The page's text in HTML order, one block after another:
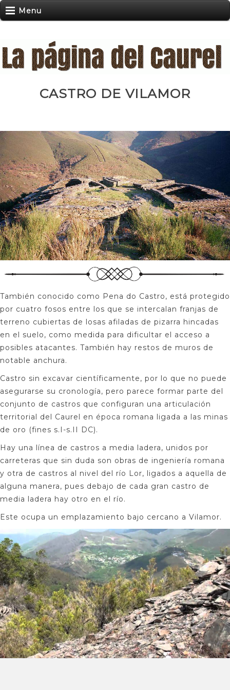
Menu
CASTRO DE VILAMOR
También conocido como Pena do Castro, está protegido
por cuatro fosos entre los que se intercalan franjas de
terreno cubiertas de losas afiladas de pizarra hincadas
en el suelo, como medida para dificultar el acceso a
posibles atacantes. También hay restos de muros de
notable anchura.
Castro sin excavar científicamente, por lo que no puede
asegurarse su cronología, pero parece formar parte del
conjunto de castros que configuran una articulación
territorial del Caurel en época romana ligada a las minas
de oro (fines s.I-s.II DC).
Hay una línea de castros a media ladera, unidos por
carreteras que sin duda son obras de ingeniería romana
y otra de castros al nivel del río Lor, ligados a aquella de
alguna manera, pues debajo de cada gran castro de
media ladera hay otro en el río.
Este ocupa un emplazamiento bajo cercano a Vilamor.